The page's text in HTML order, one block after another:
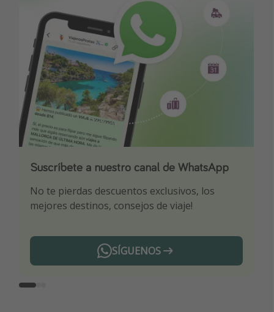
Suscríbete a nuestro canal de WhatsApp
No te pierdas descuentos exclusivos, los
mejores destinos, consejos de viaje!
SÍGUENOS
Descarga nuestra app
Sé el primero en reservar nuestros chollazos
¡Suscríbete a nuestro canal de Telegram!
¡Recibe las mejores ofertas seleccionadas para
ti por nuestros expertos en viajes
Telegram